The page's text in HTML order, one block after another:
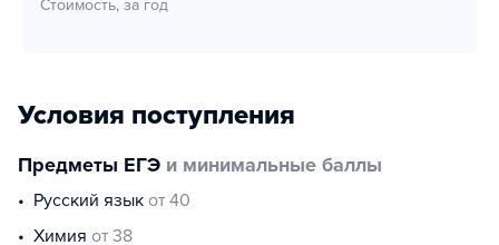
Стоимость, за год
Условия поступления
Предметы ЕГЭ и минимальные баллы
русский язык от 40
химия от 38